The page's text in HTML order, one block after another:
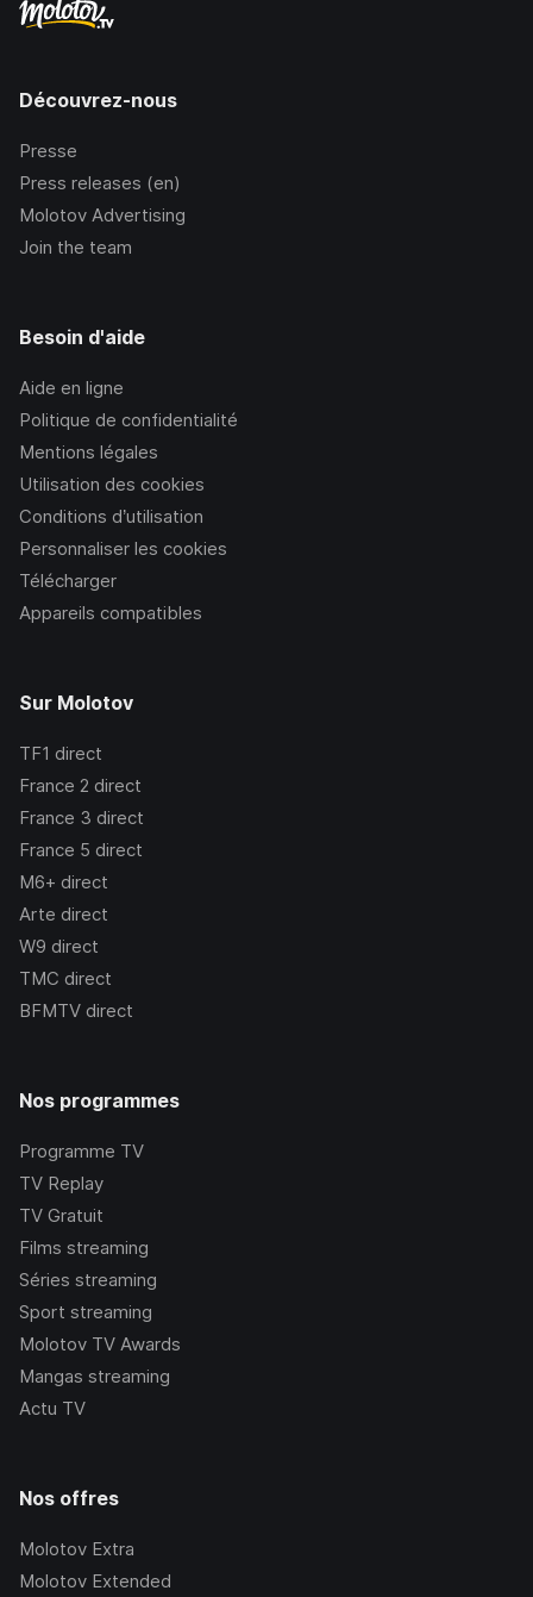
Découvrez-nous
Presse
Press releases (en)
Molotov Advertising
Join the team
Besoin d'aide
Aide en ligne
Politique de confidentialité
Mentions légales
Utilisation des cookies
Conditions d’utilisation
Personnaliser les cookies
Télécharger
Appareils compatibles
Sur Molotov
TF1 direct
France 2 direct
France 3 direct
France 5 direct
M6+ direct
Arte direct
W9 direct
TMC direct
BFMTV direct
Nos programmes
Programme TV
TV Replay
TV Gratuit
Films streaming
Séries streaming
Sport streaming
Molotov TV Awards
Mangas streaming
Actu TV
Nos offres
Molotov Extra
Molotov Extended